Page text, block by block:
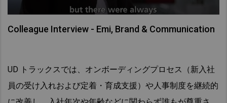
Colleague Interview - Emi, Brand & Communication
UD トラックスでは、オンボーディングプロセス（新入社
員の受け入れおよび定着・育成支援）や人事制度を継続的